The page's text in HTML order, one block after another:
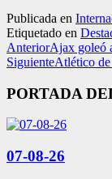
Publicada en
Etiquetado en
AnteriorAjax goleó
SiguienteAtlético
PORTADA
07-08-26